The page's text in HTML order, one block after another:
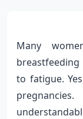
Many
to fatigue.